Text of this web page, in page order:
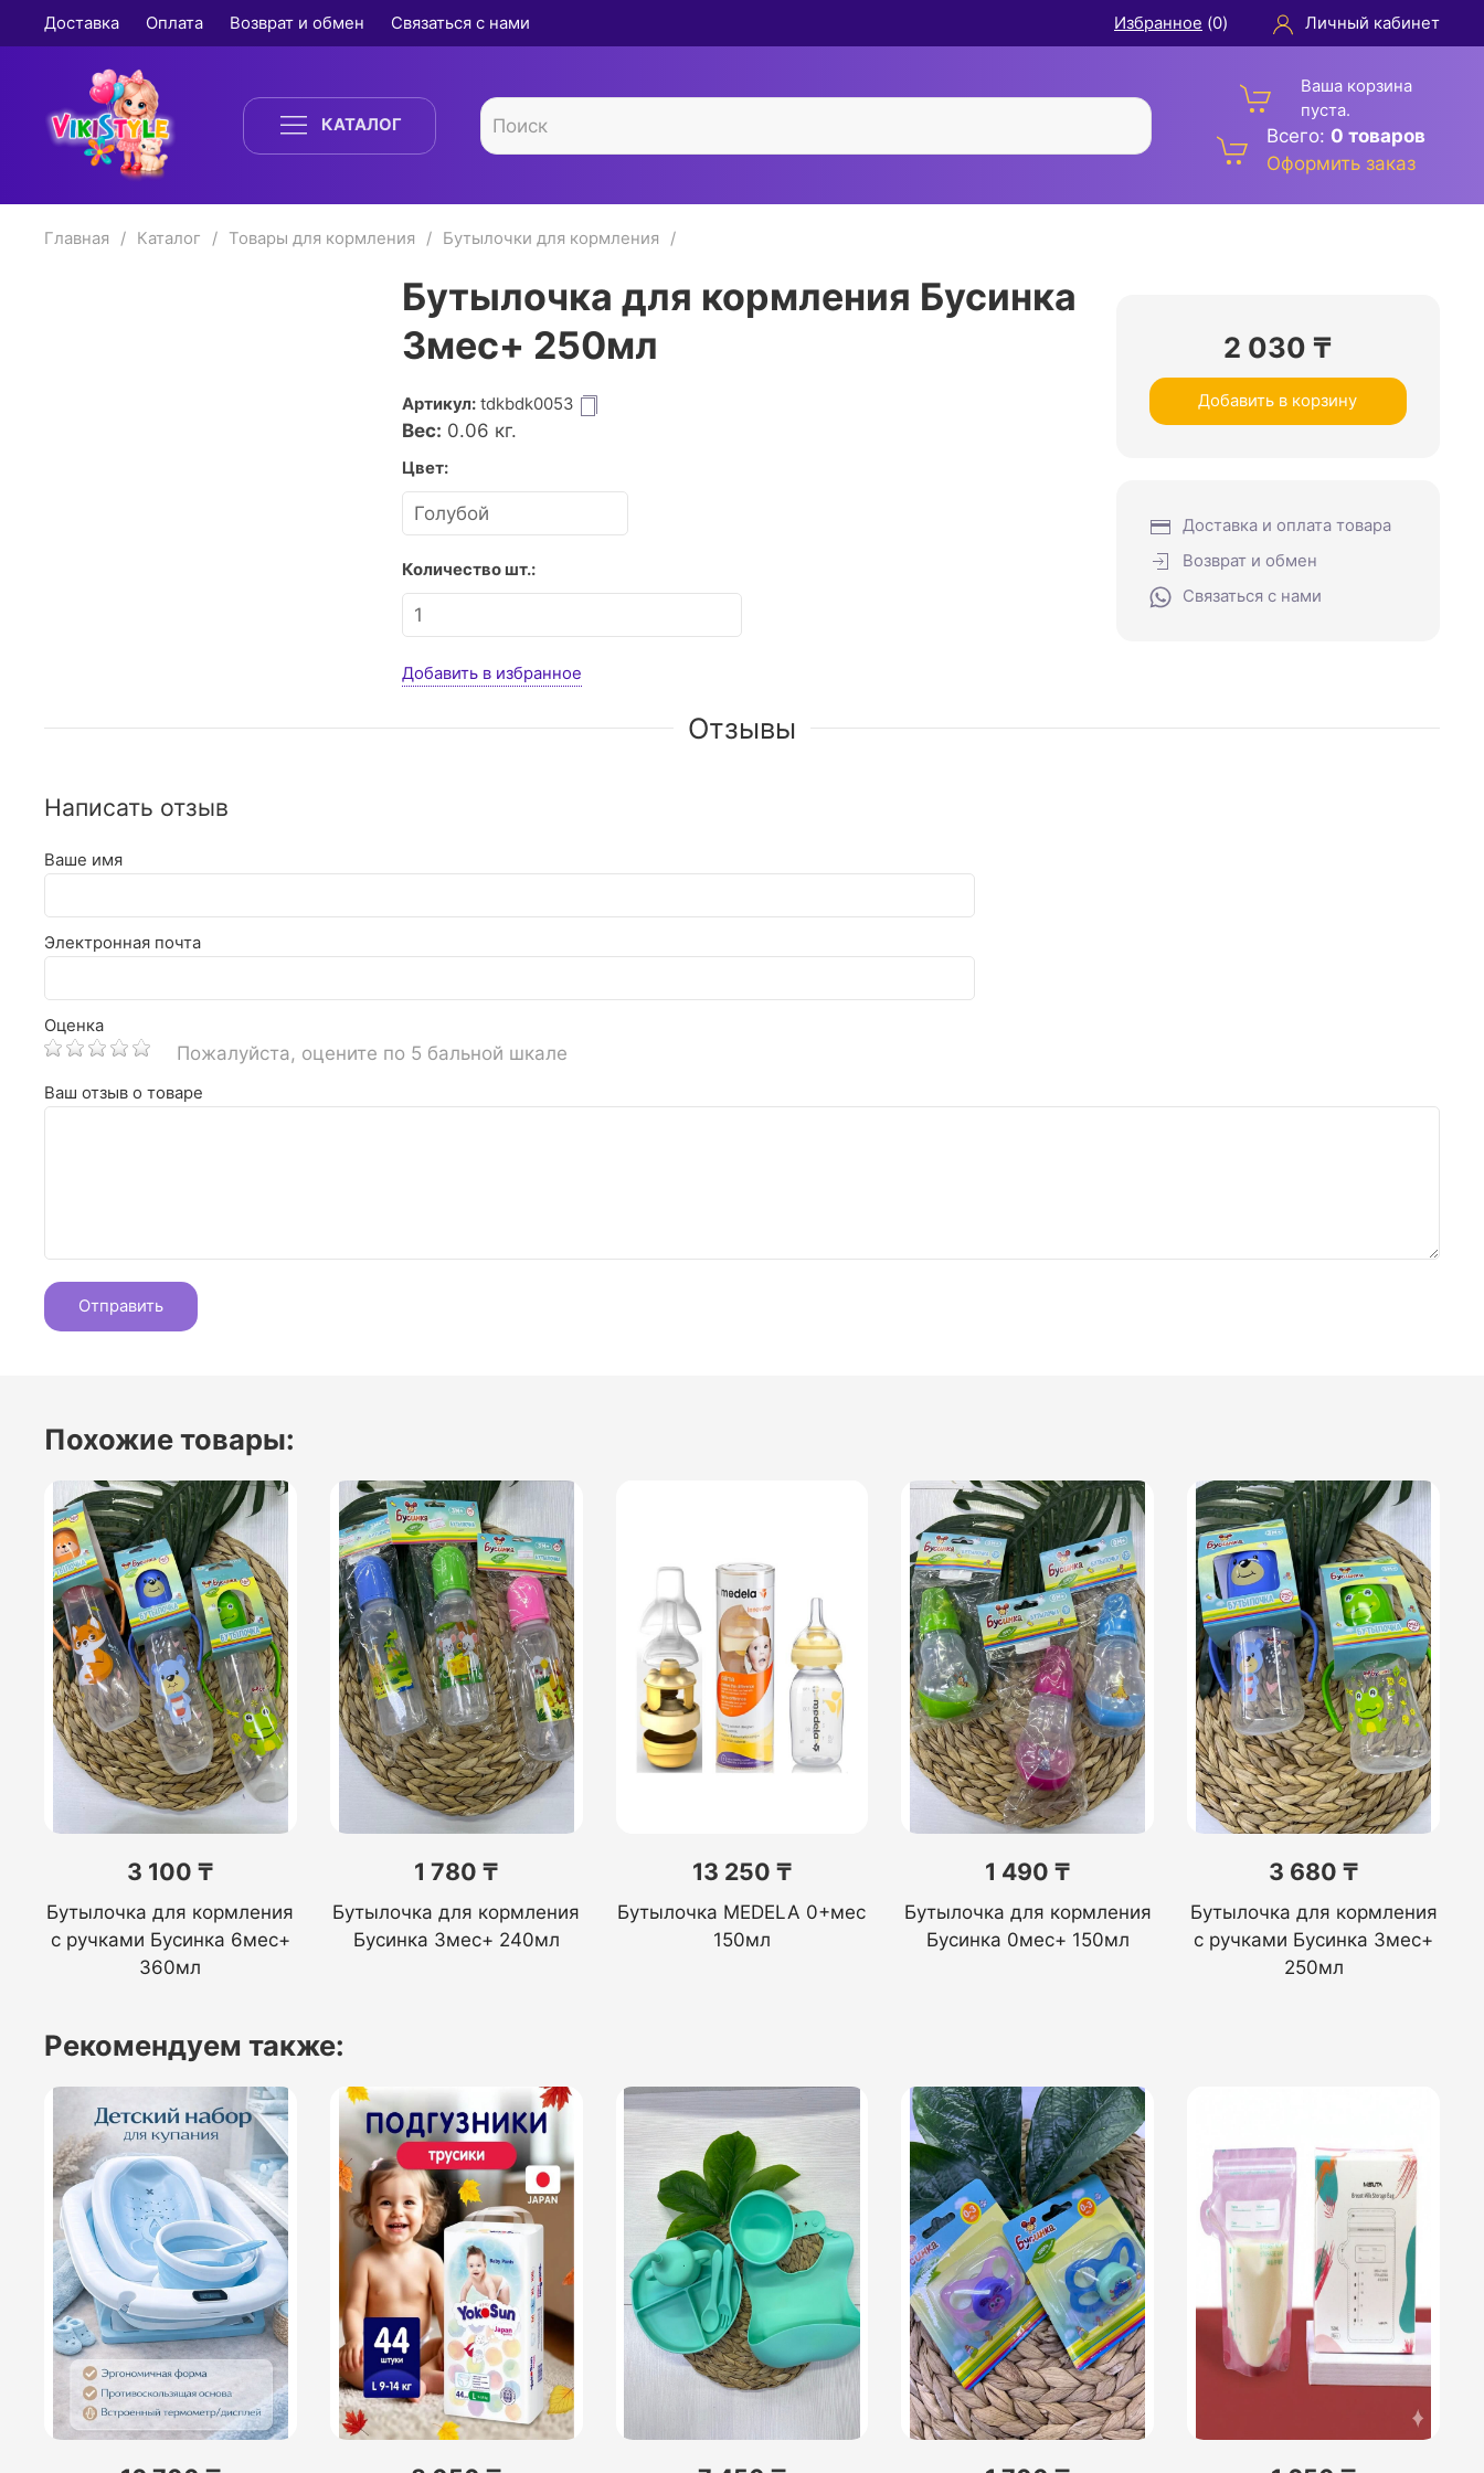
Доставка Оплата Возврат и обмен Связаться с нами Избранное (0) Личный кабинет
КАТАЛОГ
Ваша корзина
пуста.
Всего: 0 товаров
Оформить заказ
Главная Каталог Товары для кормления Бутылочки для кормления
Бутылочка для кормления Бусинка
3мес+ 250мл
Артикул: tdkbdk0053
Вес: 0.06 кг.
Цвет:
Количество шт.:
Добавить в избранное
2 030 ₸
Добавить в корзину
Доставка и оплата товара
Возврат и обмен
Связаться с нами
Отзывы
Написать отзыв
Ваше имя
Электронная почта
Оценка
Пожалуйста, оцените по 5 бальной шкале
Ваш отзыв о товаре
Похожие товары:
3 100 ₸
Бутылочка для кормления
с ручками Бусинка 6мес+
360мл
1 780 ₸
Бутылочка для кормления
Бусинка 3мес+ 240мл
13 250 ₸
Бутылочка MEDELA 0+мес
150мл
1 490 ₸
Бутылочка для кормления
Бусинка 0мес+ 150мл
3 680 ₸
Бутылочка для кормления
с ручками Бусинка 3мес+
250мл
Рекомендуем также: